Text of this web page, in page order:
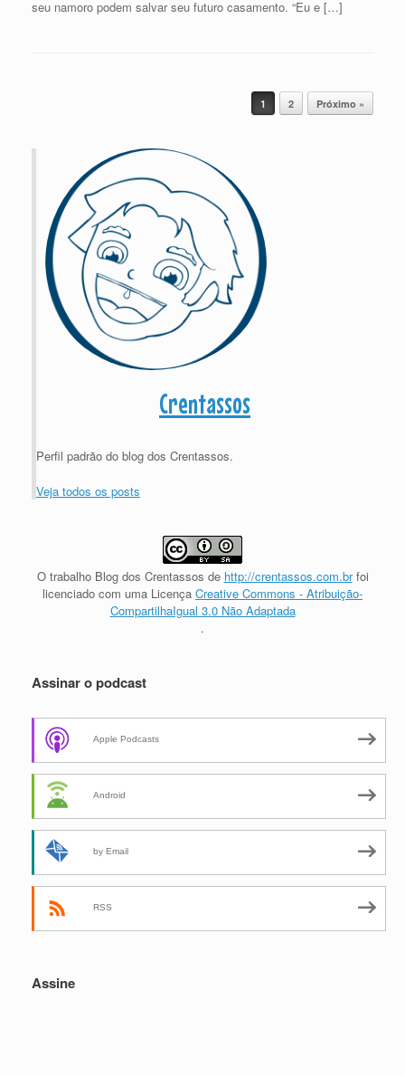
seu namoro podem salvar seu futuro casamento. “Eu e […]
1 2 Próximo »
Crentassos
Perfil padrão do blog dos Crentassos.
Veja todos os posts
O trabalho Blog dos Crentassos de http://crentassos.com.brfoi
licenciado com uma Licença Creative Commons - Atribuição-
CompartilhaIgual 3.0 Não Adaptada
.
Assinar o podcast
Apple Podcasts
Android
by Email
RSS
Assine